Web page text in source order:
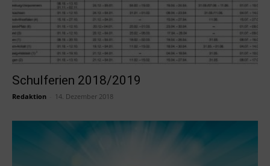
Schulferien 2018/2019
Redaktion 14. Dezember 2018